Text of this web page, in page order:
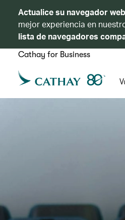
Actualice su navegador web
mejor experiencia en
lista de navegadores
Cathay for Business